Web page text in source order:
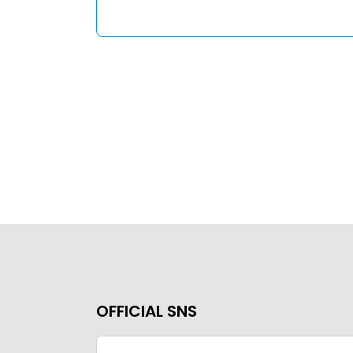
OFFICIAL SNS